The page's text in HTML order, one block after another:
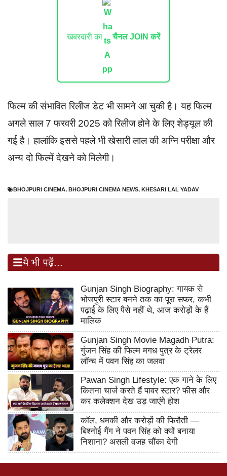
खबरदारी का चैनल JOIN करें
फिल्म की संभावित रिलीज डेट भी सामने आ चुकी है। यह फिल्म
अगले साल 7 फरवरी 2025 को रिलीज होने के लिए शेड्यूल की
गई है। हालांकि इससे पहले भी खेसारी लाल की अग्नि परीक्षा और
अन्य दो फिल्में देखने को मिलेगी।
BHOJPURI CINEMA, BHOJPURI CINEMA NEWS, KHESARI LAL YADAV
ये भी पढ़ें...
Gunjan Singh Biography: गायक से
भोजपुरी स्टार बनने तक का पूरा सफर, कभी
पढ़ाई के लिए पैसे नहीं थे, आज करोड़ों के हैं
मालिक
Gunjan Singh Movie Magadh Putra:
गुंजन सिंह की फिल्म मगध पुत्र के ट्रेलर
लॉन्च में पवन सिंह का जलवा
Pawan Singh Lifestyle: एक गाने के लिए
कितना चार्ज करते हैं पावर स्टार? फीस और
कर कलेक्शन देख उड़ जाएंगे होश
कॉल, धमकी और करोड़ों की फिरौती —
बिश्नोई गैंग ने पवन सिंह को क्यों बनाया
निशाना? असली वजह चौंका देगी